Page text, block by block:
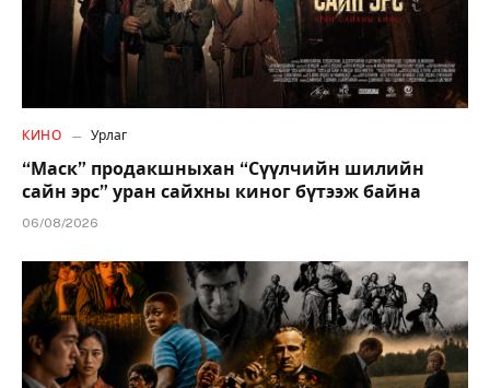
КИНО Урлаг
“Маск” продакшныхан “Сүүлчийн шилийн
сайн эрс” уран сайхны киног бүтээж байна
06/08/2026